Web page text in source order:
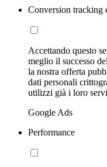
Conversion tracking
Accettando questo
meglio il successo
la nostra offerta
dati personali
utilizzi già i loro
Google Ads
Performance